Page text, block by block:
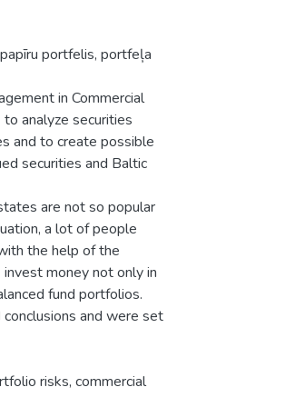
portfelis, portfeļa
in Commercial
analyze securities
and to create possible
securities and Baltic
are not so popular
a lot of people
the help of the
money not only in
fund portfolios.
and were set
risks, commercial